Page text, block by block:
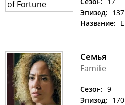
Эпизод: 137
Название:
Семья
Familie
Сезон: 9
Эпизод: 170